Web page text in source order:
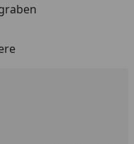
eingeben
um eins erhöhen